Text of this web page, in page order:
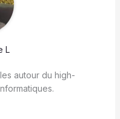
L
autour du high-